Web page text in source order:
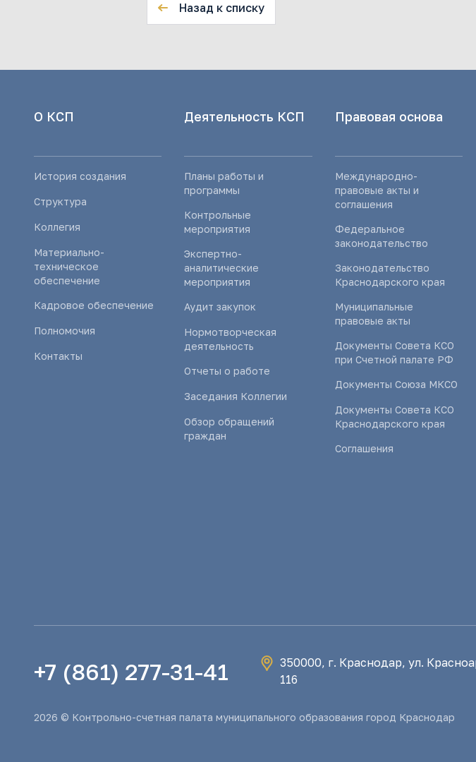
Назад к списку
О КСП
История создания
Структура
Коллегия
Материально-
техническое
обеспечение
Кадровое обеспечение
Полномочия
Контакты
Деятельность КСП
Планы работы и
программы
Контрольные
мероприятия
Экспертно-
аналитические
мероприятия
Аудит закупок
Нормотворческая
деятельность
Отчеты о работе
Заседания Коллегии
Обзор обращений
граждан
Правовая основа
Международно-
правовые акты и
соглашения
Федеральное
законодательство
Законодательство
Краснодарского края
Муниципальные
правовые акты
Документы Совета КСО
при Счетной палате РФ
Документы Союза МКСО
Документы Совета КСО
Краснодарского края
Соглашения
+7 (861) 277-31-41
350000, г. Краснодар, ул.
116
2026 © Контрольно-счетная палата муниципального образования город Краснодар